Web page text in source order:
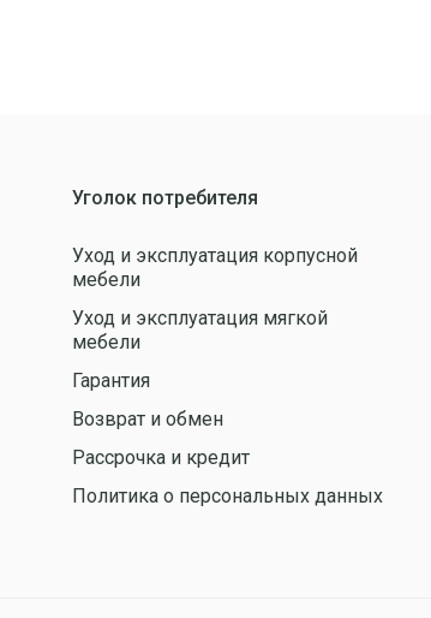
Уголок потребителя
Уход и эксплуатация корпусной
мебели
Уход и эксплуатация мягкой
мебели
Гарантия
Возврат и обмен
Рассрочка и кредит
Политика о персональных данных